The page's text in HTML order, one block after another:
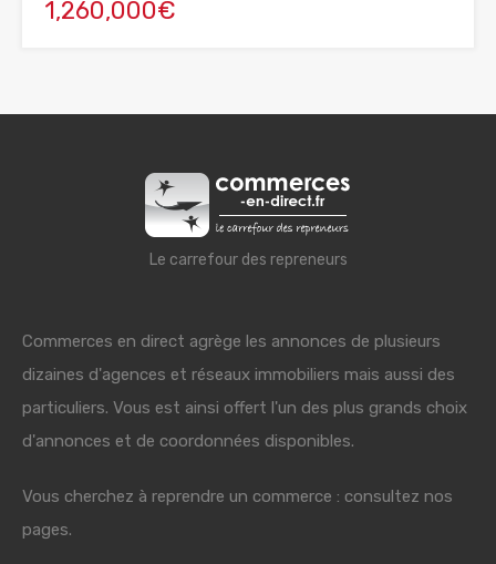
1,260,000€
Le carrefour des repreneurs
Commerces en direct agrège les annonces de plusieurs
dizaines d'agences et réseaux immobiliers mais aussi des
particuliers. Vous est ainsi offert l'un des plus grands choix
d'annonces et de coordonnées disponibles.
Vous cherchez à reprendre un commerce : consultez nos
pages.